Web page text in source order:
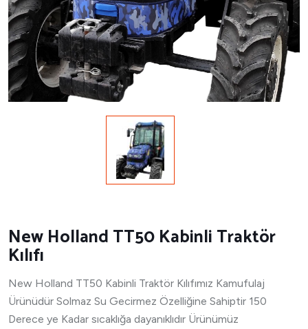
New Holland TT50 Kabinli Traktör
Kılıfı
New Holland TT50 Kabinli Traktör Kılıfımız Kamufulaj
Ürünüdür Solmaz Su Gecirmez Özelliğine Sahiptir 150
Derece ye Kadar sıcaklığa dayanıklıdır Ürünümüz